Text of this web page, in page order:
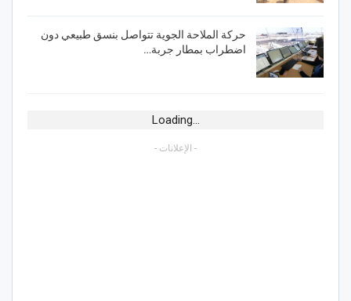
حركة الملاحة الجوية تتواصل بنسق طبيعي دون
اضطراب بمطار جربة…
Loading...
- الإعلانات -